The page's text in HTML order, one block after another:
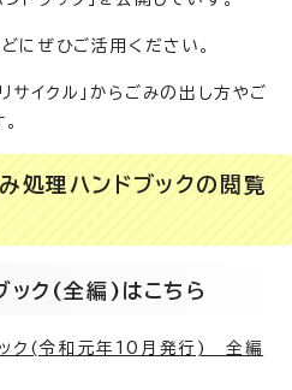
にぜひご活用ください。
サイクル」からごみの出し方やご
処理ハンドブックの閲覧
ック(全編)はこちら
ック(令和元年10月発行) 全編